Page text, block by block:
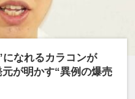
なれるカラコンが
元が明かす“異例の爆売